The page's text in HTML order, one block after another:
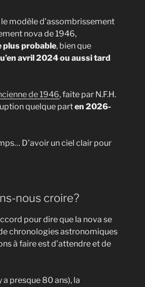
modèle d’assombrissement
nova de 1946,
plus probable, bien que
avril 2024 ou aussi tard
de 1946, faite par N.F.H.
quelque parten 2026-
D’avoir un ciel clair pour
nous croire?
pour dire que la nova se
chronologies astronomiques
à faire est d’attendre et de
a presque 80 ans), la